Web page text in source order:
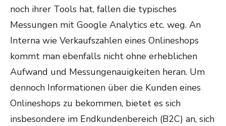
noch ihrer Tools hat, fallen die typisches
Messungen mit Google Analytics etc. weg. An
Interna wie Verkaufszahlen eines Onlineshops
kommt man ebenfalls nicht ohne erheblichen
Aufwand und Messungenauigkeiten heran. Um
dennoch Informationen über die Kunden eines
Onlineshops zu bekommen, bietet es sich
insbesondere im Endkundenbereich (B2C) an, sich